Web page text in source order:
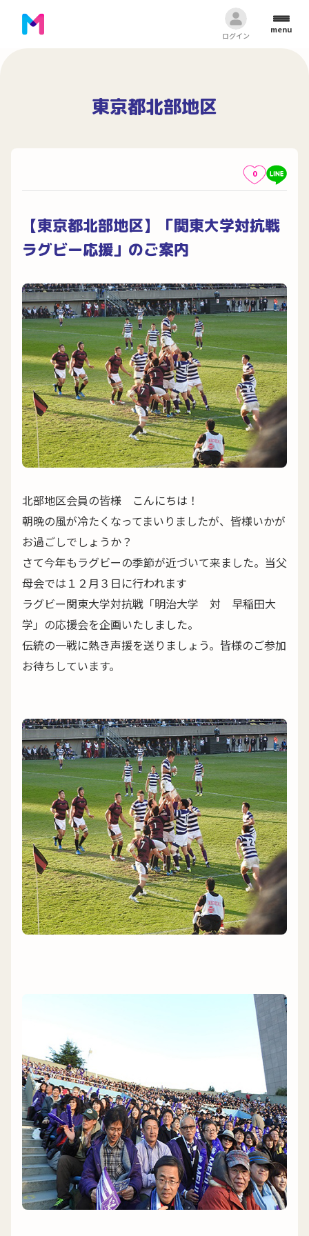
ログイン
menu
東京都北部地区
0
【東京都北部地区】「関東大学対抗戦
ラグビー応援」のご案内
北部地区会員の皆様 こんにちは！
朝晩の風が冷たくなってまいりましたが、皆様いかが
お過ごしでしょうか？
さて今年もラグビーの季節が近づいて来ました。当父
母会では１２月３日に行われます
ラグビー関東大学対抗戦「明治大学 対 早稲田大
学」の応援会を企画いたしました。
伝統の一戦に熱き声援を送りましょう。皆様のご参加
お待ちしています。